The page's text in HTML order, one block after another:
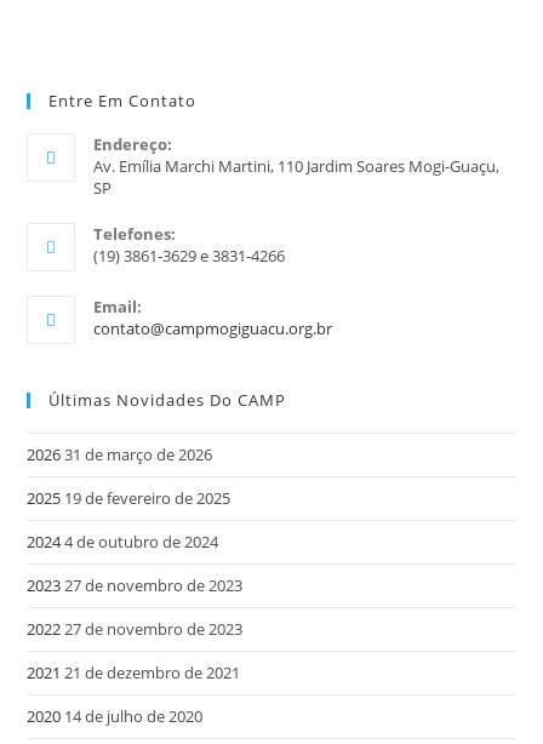
Entre Em Contato
Endereço:
Av. Emília Marchi Martini, 110 Jardim Soares Mogi-Guaçu,
SP
Telefones:
(19) 3861-3629 e 3831-4266
Email:
contato@campmogiguacu.org.br
Últimas Novidades Do CAMP
202631 de março de 2026
2025 19 de fevereiro de 2025
20244 de outubro de 2024
202327 de novembro de 2023
202227 de novembro de 2023
2021 21 de dezembro de 2021
2020 14 de julho de 2020